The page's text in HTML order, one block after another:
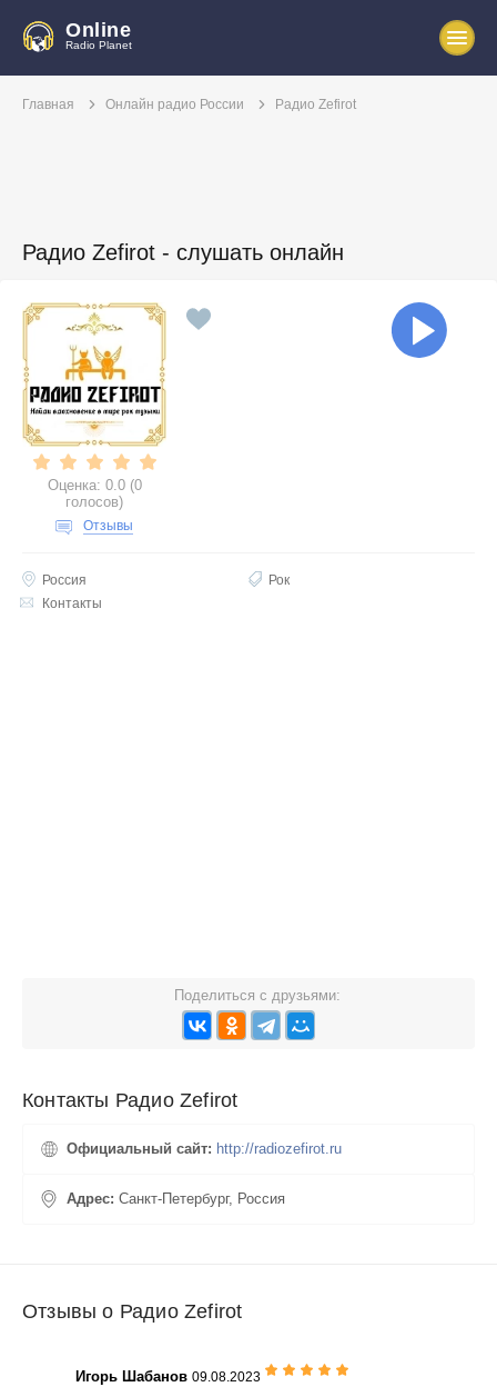
Online
Radio Planet
Главная Онлайн радио России Радио Zefirot
Радио Zefirot - слушать онлайн
Оценка: 0.0 (0
голосов)
Отзывы
Россия
Рок
Контакты
Поделиться с друзьями:
Контакты Радио Zefirot
Официальный сайт: http://radiozefirot.ru
Адрес: Санкт-Петербург, Россия
Отзывы о Радио Zefirot
Игорь Шабанов 09.08.2023